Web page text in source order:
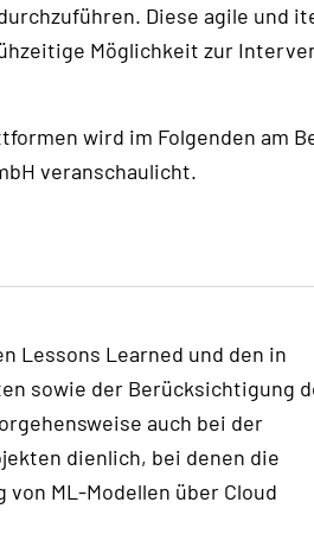
Diese agile und
Möglichkeit zur
wird im Folgenden am
veranschaulicht.
Lessons Learned und den in
sowie der Berücksichtigung
auch bei der
dienlich, bei denen die
ML-Modellen über Cloud